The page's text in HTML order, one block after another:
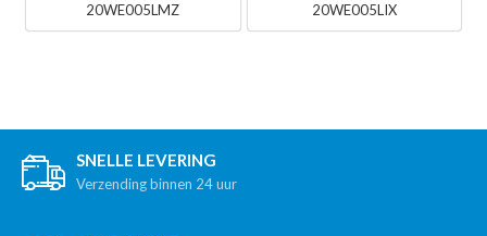
20WE005LMZ
20WE005LIX
SNELLE LEVERING
Verzending binnen 24 uur